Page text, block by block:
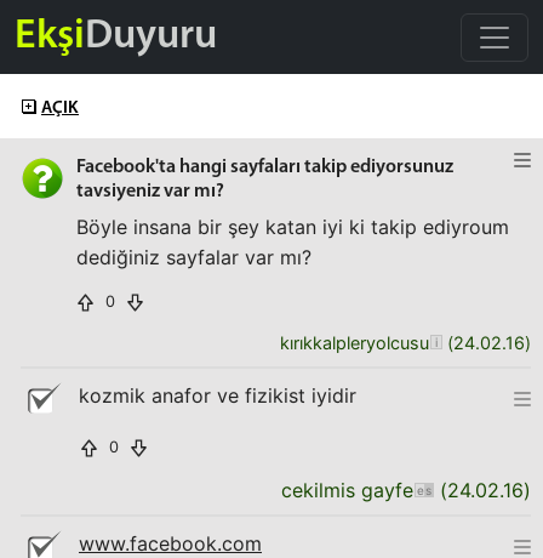
EkşiDuyuru
AÇIK
Facebook'ta hangi sayfaları takip ediyorsunuz
tavsiyeniz var mı?
Böyle insana bir şey katan iyi ki takip ediyroum
dediğiniz sayfalar var mı?
0
kırıkkalpleryolcusu (24.02.16)
kozmik anafor ve fizikist iyidir
0
cekilmis gayfe (24.02.16)
www.facebook.com